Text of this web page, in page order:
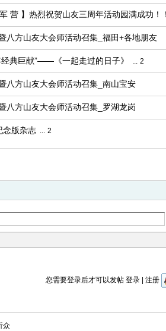
营 】热烈祝贺山友三周年活动园满成功！
八方山友大会师活动召集_福田+各地朋友
经典巨献”——《一起走过的日子》 ... 2
八方山友大会师活动召集_南山宝安
八方山友大会师活动召集_罗湖龙岗
念版杂志 ... 2
您需要登录后才可以发帖登录 |注册
众